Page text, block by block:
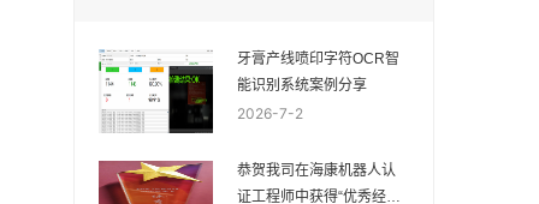
牙膏产线喷印字符OCR智
能识别系统案例分享
2026-7-2
恭贺我司在海康机器人认
证工程师中获得“优秀经销